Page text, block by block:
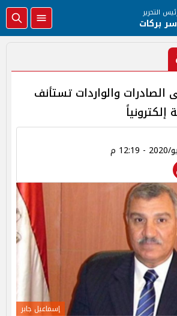
التحرير
بركات
الصادرات والواردات تستأنف
إلكترونياً
إسماعيل جابر